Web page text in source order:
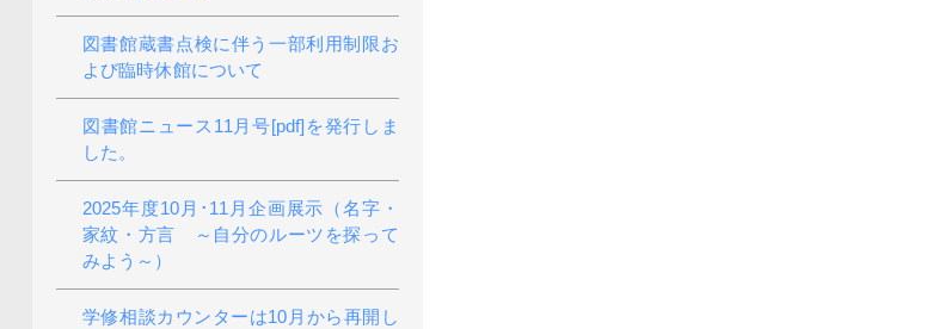
図書館蔵書点検に伴う一部利用制限お
よび臨時休館について
図書館ニュース11月号[pdf]を発行しま
した。
2025年度10月･11月企画展示（名字・
家紋・方言 ～自分のルーツを探って
みよう～）
学修相談カウンターは10月から再開し